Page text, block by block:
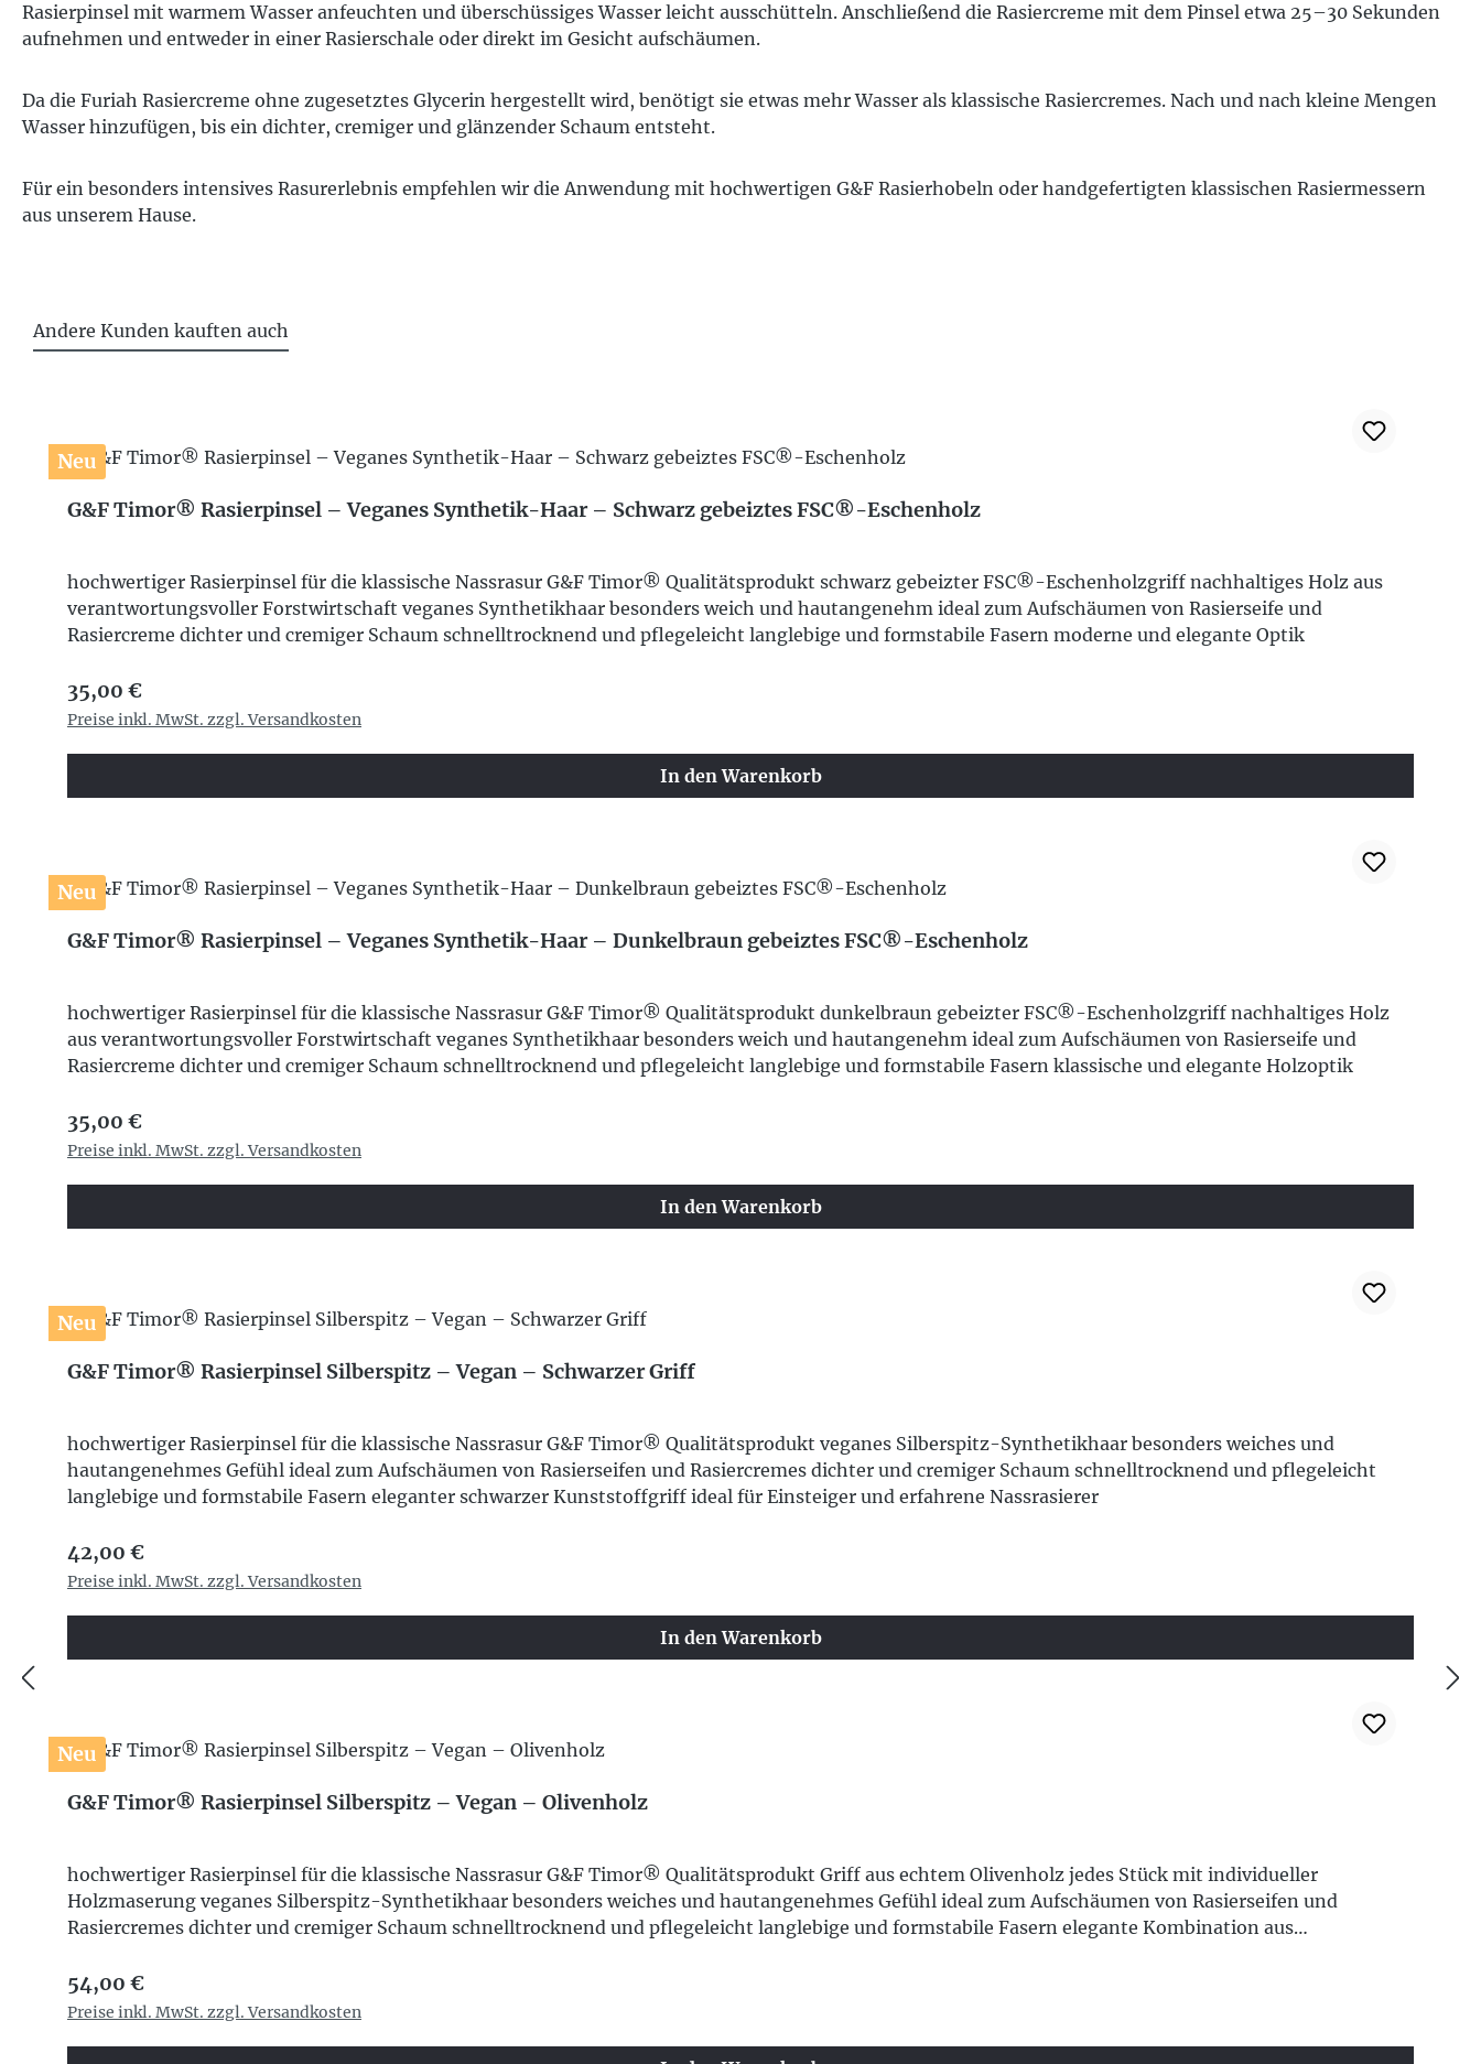
Rasierpinsel mit warmem Wasser anfeuchten und überschüssiges Wasser leicht ausschütteln. Anschließend die Rasiercreme mit dem Pinsel etwa 25–30 Sekunden
aufnehmen und entweder in einer Rasierschale oder direkt im Gesicht aufschäumen.
Da die Furiah Rasiercreme ohne zugesetztes Glycerin hergestellt wird, benötigt sie etwas mehr Wasser als klassische Rasiercremes. Nach und nach kleine Mengen
Wasser hinzufügen, bis ein dichter, cremiger und glänzender Schaum entsteht.
Für ein besonders intensives Rasurerlebnis empfehlen wir die Anwendung mit hochwertigen G&F Rasierhobeln oder handgefertigten klassischen Rasiermessern
aus unserem Hause.
Andere Kunden kauften auch
Neu
G&F Timor® Rasierpinsel – Veganes Synthetik-Haar – Schwarz gebeiztes FSC®-Eschenholz
hochwertiger Rasierpinsel für die klassische Nassrasur G&F Timor® Qualitätsprodukt schwarz gebeizter FSC®-Eschenholzgriff nachhaltiges Holz aus
verantwortungsvoller Forstwirtschaft veganes Synthetikhaar besonders weich und hautangenehm ideal zum Aufschäumen von Rasierseife und
Rasiercreme dichter und cremiger Schaum schnelltrocknend und pflegeleicht langlebige und formstabile Fasern moderne und elegante Optik
Regulärer Preis:
35,00 €
Preise inkl. MwSt. zzgl. Versandkosten
In den Warenkorb
Neu
G&F Timor® Rasierpinsel – Veganes Synthetik-Haar – Dunkelbraun gebeiztes FSC®-Eschenholz
hochwertiger Rasierpinsel für die klassische Nassrasur G&F Timor® Qualitätsprodukt dunkelbraun gebeizter FSC®-Eschenholzgriff nachhaltiges Holz
aus verantwortungsvoller Forstwirtschaft veganes Synthetikhaar besonders weich und hautangenehm ideal zum Aufschäumen von Rasierseife und
Rasiercreme dichter und cremiger Schaum schnelltrocknend und pflegeleicht langlebige und formstabile Fasern klassische und elegante Holzoptik
Regulärer Preis:
35,00 €
Preise inkl. MwSt. zzgl. Versandkosten
In den Warenkorb
Neu
G&F Timor® Rasierpinsel Silberspitz – Vegan – Schwarzer Griff
hochwertiger Rasierpinsel für die klassische Nassrasur G&F Timor® Qualitätsprodukt veganes Silberspitz-Synthetikhaar besonders weiches und
hautangenehmes Gefühl ideal zum Aufschäumen von Rasierseifen und Rasiercremes dichter und cremiger Schaum schnelltrocknend und pflegeleicht
langlebige und formstabile Fasern eleganter schwarzer Kunststoffgriff ideal für Einsteiger und erfahrene Nassrasierer
Regulärer Preis:
42,00 €
Preise inkl. MwSt. zzgl. Versandkosten
In den Warenkorb
Neu
G&F Timor® Rasierpinsel Silberspitz – Vegan – Olivenholz
hochwertiger Rasierpinsel für die klassische Nassrasur G&F Timor® Qualitätsprodukt Griff aus echtem Olivenholz jedes Stück mit individueller
Holzmaserung veganes Silberspitz-Synthetikhaar besonders weiches und hautangenehmes Gefühl ideal zum Aufschäumen von Rasierseifen und
Rasiercremes dichter und cremiger Schaum schnelltrocknend und pflegeleicht langlebige und formstabile Fasern elegante Kombination aus
Regulärer Preis:
54,00 €
Preise inkl. MwSt. zzgl. Versandkosten